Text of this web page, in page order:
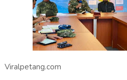
Viralpetang.com